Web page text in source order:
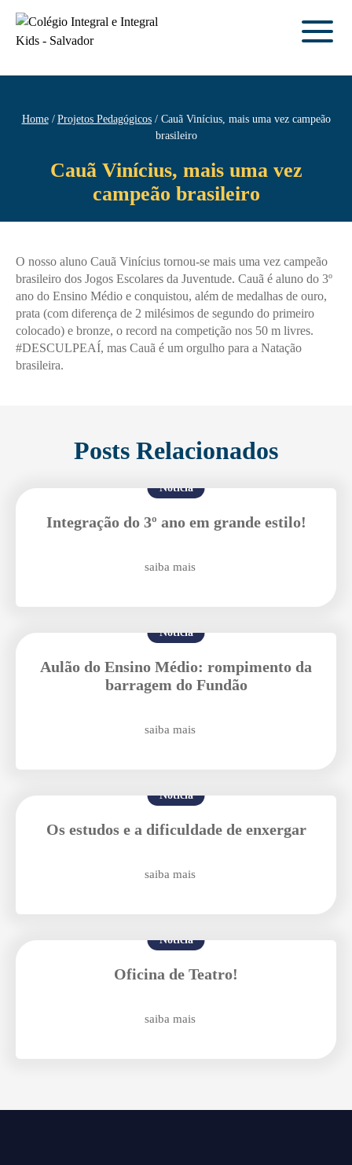
Home Projetos Pedagógicos
Cauã Vinícius, mais uma vez campeão
brasileiro
Cauã Vinícius, mais uma vez
campeão brasileiro
O nosso aluno Cauã Vinícius tornou-se mais uma vez campeão
brasileiro dos Jogos Escolares da Juventude. Cauã é aluno do 3º
ano do Ensino Médio e conquistou, além de medalhas de ouro,
prata (com diferença de 2 milésimos de segundo do primeiro
colocado) e bronze, o record na competição nos 50 m livres.
#DESCULPEAÍ, mas Cauã é um orgulho para a Natação
brasileira.
Posts Relacionados
Notícia
Integração do 3º ano em grande estilo!
saiba mais
Notícia
Aulão do Ensino Médio: rompimento da
barragem do Fundão
saiba mais
Notícia
Os estudos e a dificuldade de enxergar
saiba mais
Notícia
Oficina de Teatro!
saiba mais
Enviei um E-mail
Enviar E-mail